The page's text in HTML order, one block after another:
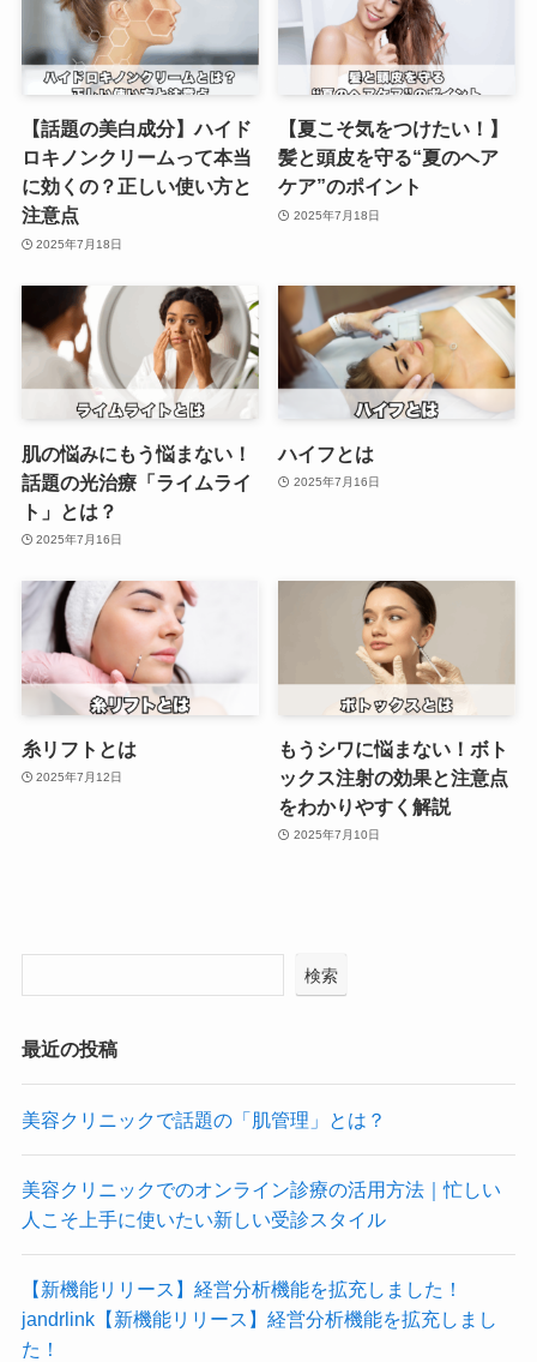
【話題の美白成分】ハイド
ロキノンクリームって本当
に効くの？正しい使い方と
注意点
2025年7月18日
【夏こそ気をつけたい！】
髪と頭皮を守る“夏のヘア
ケア”のポイント
2025年7月18日
肌の悩みにもう悩まない！
話題の光治療「ライムライ
ト」とは？
2025年7月16日
ハイフとは
2025年7月16日
糸リフトとは
2025年7月12日
もうシワに悩まない！ボト
ックス注射の効果と注意点
をわかりやすく解説
2025年7月10日
検索
最近の投稿
美容クリニックで話題の「肌管理」とは？
美容クリニックでのオンライン診療の活用方法｜忙しい
人こそ上手に使いたい新しい受診スタイル
【新機能リリース】経営分析機能を拡充しました！
jandrlink【新機能リリース】経営分析機能を拡充しまし
た！